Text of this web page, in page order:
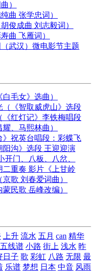
）
曲 张学忠词）
俊成曲 刘志毅词）
曲 飞雁词）
武汉）微电影节主题
毛女》选曲）
《智取威虎山》选段
红灯记》李铁梅唱段
、马熙林曲）
祝英台唱段：彩蝶飞
沟》选段 王迎迎演
门、八板、八岔、
二重奏 影片《上甘岭
歌 刘春爱词曲）
民歌 岳峰改编）
上升 流水 五月 can 精华
五线谱 小路 街上 浅水 昨
日子 歌 彩虹 八路 无限 最
乐谱 梦想 日本 中音 风雨